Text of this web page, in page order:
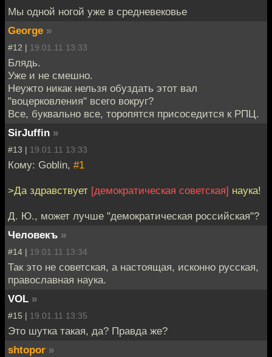
Мы одной ногой уже в средневековье
George »
#12 | 19.01.11 13:33
Блядь.
Уже и не смешно.
Неужто никак нельзя обуздать этот вал
"воцерковления" всего вокруг?
Все, буквально все, торопятся присоседится к РПЦ.
SirJuffin »
#13 | 19.01.11 13:33
Кому: Goblin, #1
>Да здравствует [демократическая советская] наука!
Д. Ю., может лучше "демократическая российская"?
Человекъ »
#14 | 19.01.11 13:34
Так это не советская, а настоящая, исконно русская,
православная наука.
VOL »
#15 | 19.01.11 13:35
Это шутка такая, да? Правда же?
shtopor »